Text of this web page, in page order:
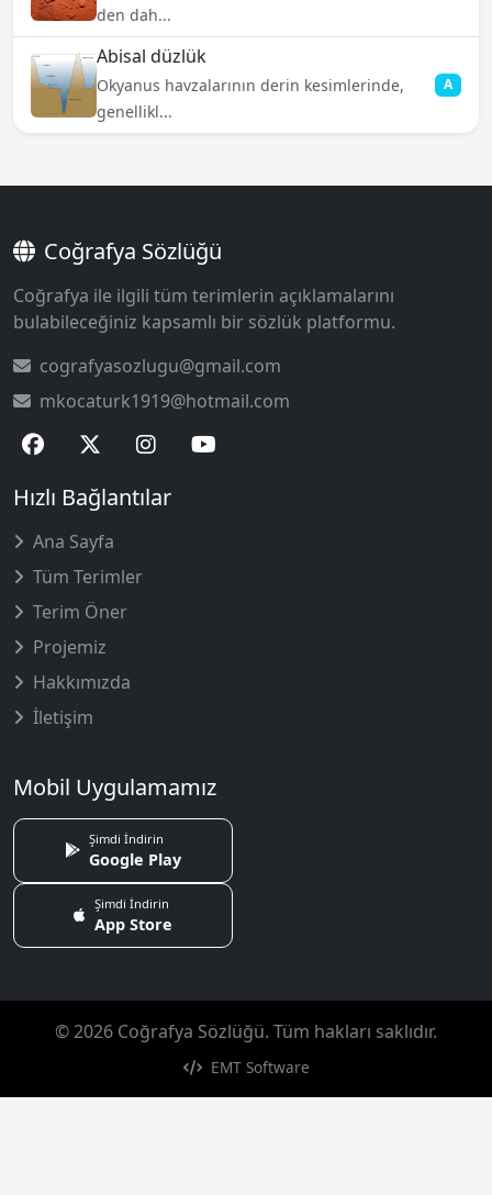
den dah...
Abisal düzlük
Okyanus havzalarının derin kesimlerinde,
genellikl...
A
Coğrafya Sözlüğü
Coğrafya ile ilgili tüm terimlerin açıklamalarını
bulabileceğiniz kapsamlı bir sözlük platformu.
cografyasozlugu@gmail.com
mkocaturk1919@hotmail.com
Hızlı Bağlantılar
Ana Sayfa
Tüm Terimler
Terim Öner
Projemiz
Hakkımızda
İletişim
Mobil Uygulamamız
Şimdi İndirin
Google Play
Şimdi İndirin
App Store
© 2026 Coğrafya Sözlüğü. Tüm hakları saklıdır.
EMT Software